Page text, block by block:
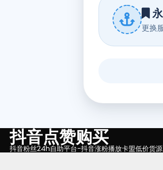
Skip抖音点赞购买
抖音粉丝24h自助平台-抖音涨粉播放卡盟低价货源